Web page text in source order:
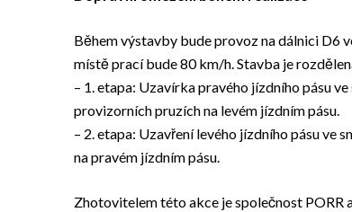
Během výstavby bude provoz na dálnici D6
místě prací bude 80 km/h. Stavba je
– 1. etapa: Uzavírka pravého jízdního pásu
provizorních pruzích na levém jízdním pásu.
– 2. etapa: Uzavření levého jízdního pásu ve
na pravém jízdním pásu.
Zhotovitelem této akce je společnost PORR